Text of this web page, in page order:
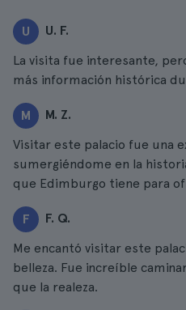
U U. F.
La visita fue interesante,
más información histórica
M M. Z.
Visitar este palacio fue una
sumergiéndome en la
que Edimburgo tiene para
F F. Q.
Me encantó visitar este
belleza. Fue increíble
que la realeza.